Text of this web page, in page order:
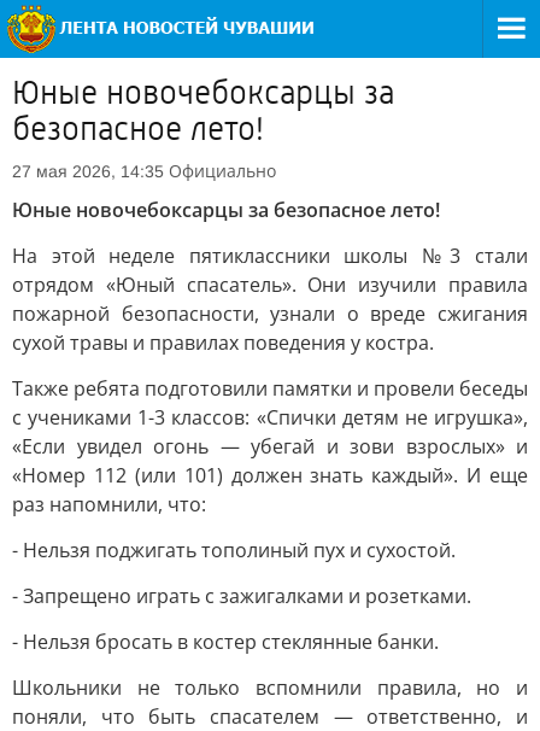
Юные новочебоксарцы за
безопасное лето!
27 мая 2026, 14:35 Официально
Юные новочебоксарцы за безопасное лето!
На этой неделе пятиклассники школы №3 стали
отрядом «Юный спасатель». Они изучили правила
пожарной безопасности, узнали о вреде сжигания
сухой травы и правилах поведения у костра.
Также ребята подготовили памятки и провели беседы
с учениками 1-3 классов: «Спички детям не игрушка»,
«Если увидел огонь — убегай и зови взрослых» и
«Номер 112 (или 101) должен знать каждый». И еще
раз напомнили, что:
- Нельзя поджигать тополиный пух и сухостой.
- Запрещено играть с зажигалками и розетками.
- Нельзя бросать в костер стеклянные банки.
Школьники не только вспомнили правила, но и
поняли, что быть спасателем — ответственно, и